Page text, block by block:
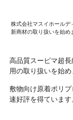
株式会社マスイホールデ
新商材の取り扱いを始め
高品質スーピマ超
用の取り扱いを始め
敷物向け原着ポリ
速好評を得ています